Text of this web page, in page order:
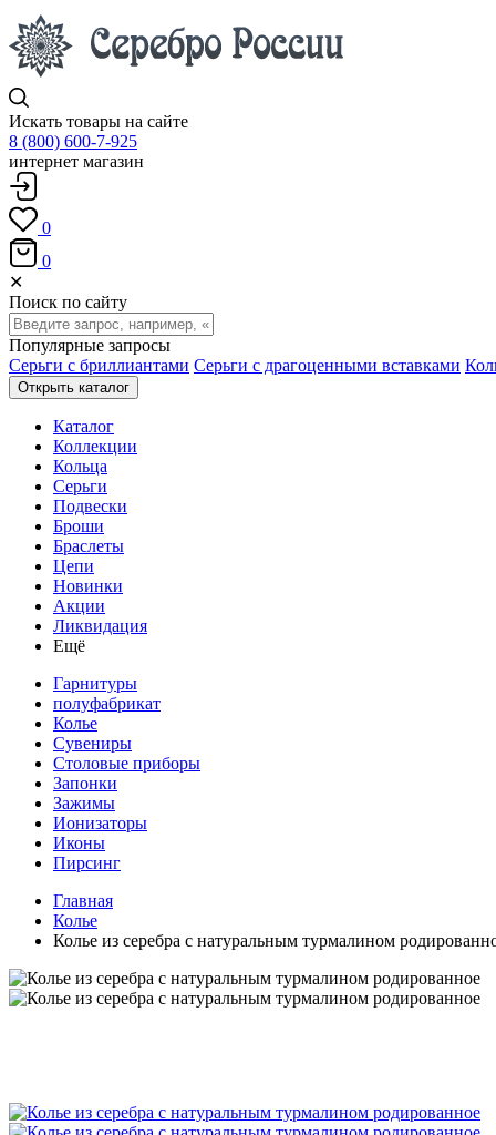
Искать товары на сайте
8 (800) 600-7-925
интернет магазин
0
0
✕
Поиск по сайту
Популярные запросы
Серьги с бриллиантами Серьги с драгоценными вставками
Открыть каталог
Каталог
Коллекции
Кольца
Серьги
Подвески
Броши
Браслеты
Цепи
Новинки
Акции
Ликвидация
Ещё
Гарнитуры
полуфабрикат
Колье
Сувениры
Столовые приборы
Запонки
Зажимы
Ионизаторы
Иконы
Пирсинг
Главная
Колье
Колье из серебра с натуральным турмалином